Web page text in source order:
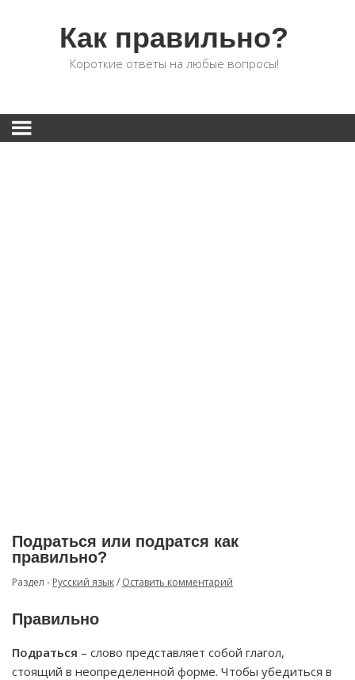
Как правильно?
Короткие ответы на любые вопросы!
Подраться или подратся как
правильно?
Раздел - Русский язык/ Оставить комментарий
Правильно
Подраться – слово представляет собой глагол,
стоящий в неопределенной форме. Чтобы убедиться в